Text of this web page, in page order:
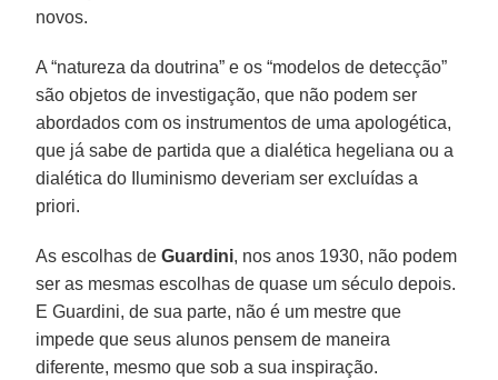
novos.
A “natureza da doutrina” e os “modelos de detecção”
são objetos de investigação, que não podem ser
abordados com os instrumentos de uma apologética,
que já sabe de partida que a dialética hegeliana ou a
dialética do Iluminismo deveriam ser excluídas a
priori.
As escolhas deGuardini, nos anos 1930, não podem
ser as mesmas escolhas de quase um século depois.
E Guardini, de sua parte, não é um mestre que
impede que seus alunos pensem de maneira
diferente, mesmo que sob a sua inspiração.